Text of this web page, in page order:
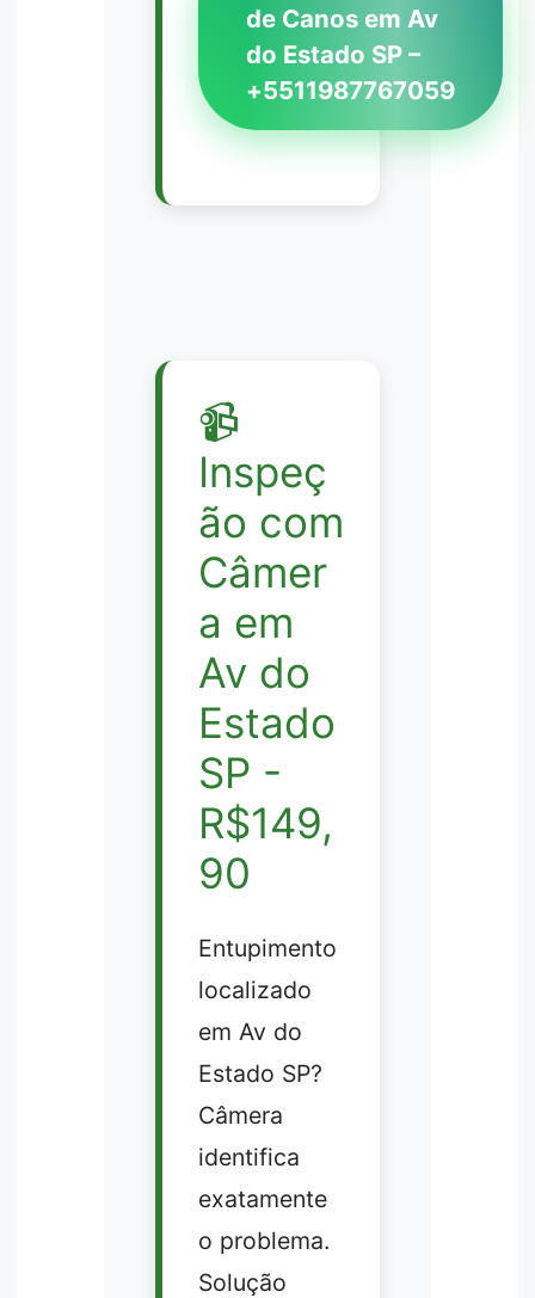
de Canos em Av
do Estado SP –
+5511987767059
📹
Inspeç
ão com
Câmer
a em
Av do
Estado
SP -
R$149,
90
Entupimento
localizado
em Av do
Estado SP?
Câmera
identifica
exatamente
o problema.
Solução